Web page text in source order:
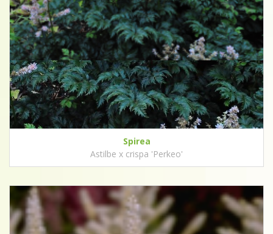
Spirea
Astilbe x crispa 'Perkeo'